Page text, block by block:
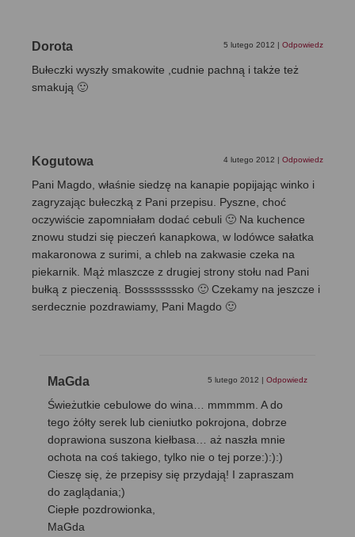
Dorota 5 lutego 2012 Odpowiedz
Bułeczki wyszły smakowite ,cudnie pachną i także też
smakują 🙂
Kogutowa 4 lutego 2012 Odpowiedz
Pani Magdo, właśnie siedzę na kanapie popijając winko i
zagryzając bułeczką z Pani przepisu. Pyszne, choć
oczywiście zapomniałam dodać cebuli 🙂 Na kuchence
znowu studzi się pieczeń kanapkowa, w lodówce sałatka
makaronowa z surimi, a chleb na zakwasie czeka na
piekarnik. Mąż mlaszcze z drugiej strony stołu nad Pani
bułką z pieczenią. Bossssssssko 🙂 Czekamy na jeszcze i
serdecznie pozdrawiamy, Pani Magdo 🙂
MaGda 5 lutego 2012 Odpowiedz
Świeżutkie cebulowe do wina… mmmmm. A do
tego żółty serek lub cieniutko pokrojona, dobrze
doprawiona suszona kiełbasa… aż naszła mnie
ochota na coś takiego, tylko nie o tej porze:):):)
Cieszę się, że przepisy się przydają! I zapraszam
do zaglądania;)
Ciepłe pozdrowionka,
MaGda